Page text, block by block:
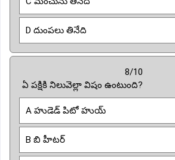
D దుంపలు తినేది
8/10
ఏ పక్షికి నిలువెల్లా విషం ఉంటుంది?
A హుడెడ్ పిటో హుయ్
B బి హీటర్